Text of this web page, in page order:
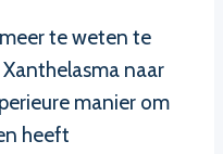
te weten te
naar
manier om
heeft